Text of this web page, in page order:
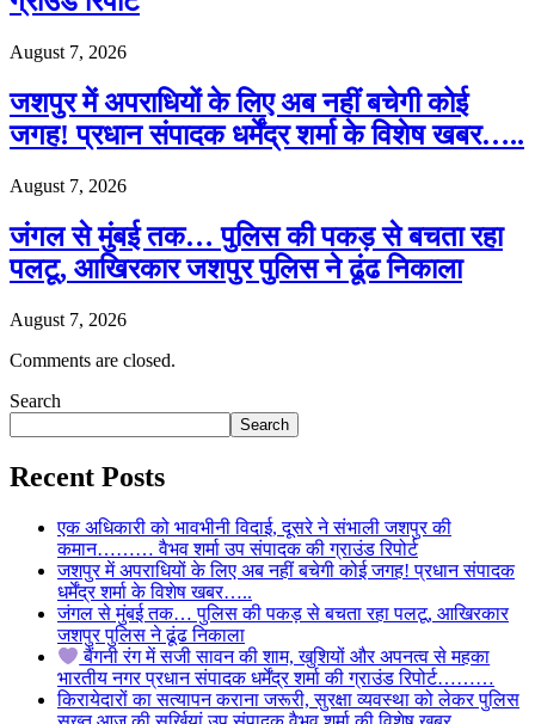
August 7, 2026
जशपुर में अपराधियों के लिए अब नहीं बचेगी कोई
जगह! प्रधान संपादक धर्मेंद्र शर्मा के विशेष खबर…..
August 7, 2026
जंगल से मुंबई तक… पुलिस की पकड़ से बचता रहा
पलटू, आखिरकार जशपुर पुलिस ने ढूंढ निकाला
August 7, 2026
Comments are closed.
Search
Search
Recent Posts
एक अधिकारी को भावभीनी विदाई, दूसरे ने संभाली जशपुर की
कमान……… वैभव शर्मा उप संपादक की ग्राउंड रिपोर्ट
जशपुर में अपराधियों के लिए अब नहीं बचेगी कोई जगह! प्रधान संपादक
धर्मेंद्र शर्मा के विशेष खबर…..
जंगल से मुंबई तक… पुलिस की पकड़ से बचता रहा पलटू, आखिरकार
जशपुर पुलिस ने ढूंढ निकाला
बैंगनी रंग में सजी सावन की शाम, खुशियों और अपनत्व से महका
भारतीय नगर प्रधान संपादक धर्मेंद्र शर्मा की ग्राउंड रिपोर्ट………
किरायेदारों का सत्यापन कराना जरूरी, सुरक्षा व्यवस्था को लेकर पुलिस